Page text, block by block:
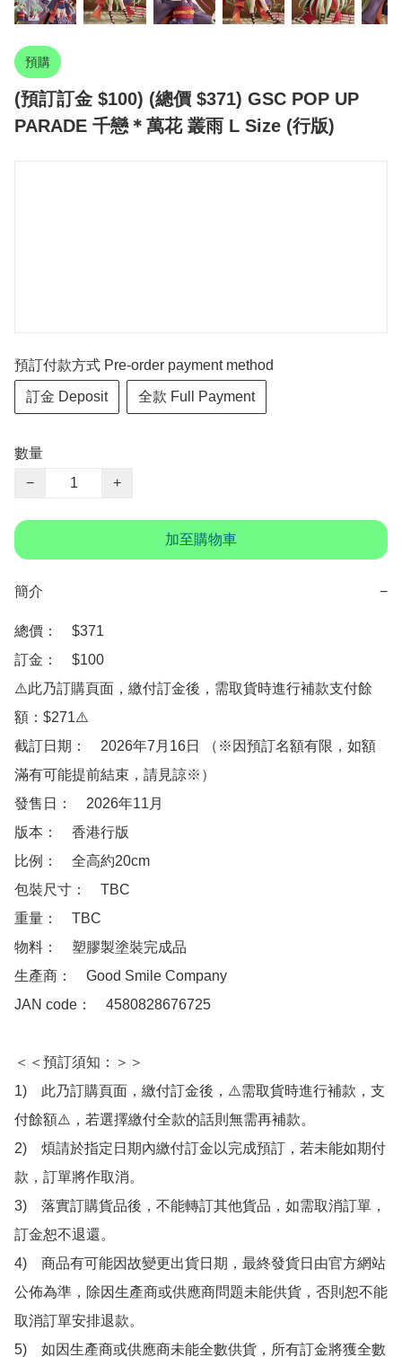
預購
(預訂訂金 $100) (總價 $371) GSC POP UP
PARADE 千戀＊萬花 叢雨 L Size (行版)
預訂付款方式 Pre-order payment method
訂金 Deposit 全款 Full Payment
數量
−
+
加至購物車
簡介 −
總價：　$371
訂金：　$100
⚠️此乃訂購頁面，繳付訂金後，需取貨時進行補款支付餘
額：$271⚠️
截訂日期：　2026年7月16日 （※因預訂名額有限，如額
滿有可能提前結束，請見諒※）
發售日：　2026年11月
版本：　香港行版
比例：　全高約20cm
包裝尺寸：　TBC
重量：　TBC
物料：　塑膠製塗裝完成品
生產商：　Good Smile Company
JAN code：　4580828676725
＜＜預訂須知：＞＞
1)　此乃訂購頁面，繳付訂金後，⚠️需取貨時進行補款，支
付餘額⚠️，若選擇繳付全款的話則無需再補款。
2)　煩請於指定日期內繳付訂金以完成預訂，若未能如期付
款，訂單將作取消。
3)　落實訂購貨品後，不能轉訂其他貨品，如需取消訂單，
訂金恕不退還。
4)　商品有可能因故變更出貨日期，最終發貨日由官方網站
公佈為準，除因生產商或供應商問題未能供貨，否則恕不能
取消訂單安排退款。
5)　如因生產商或供應商未能全數供貨，所有訂金將獲全數